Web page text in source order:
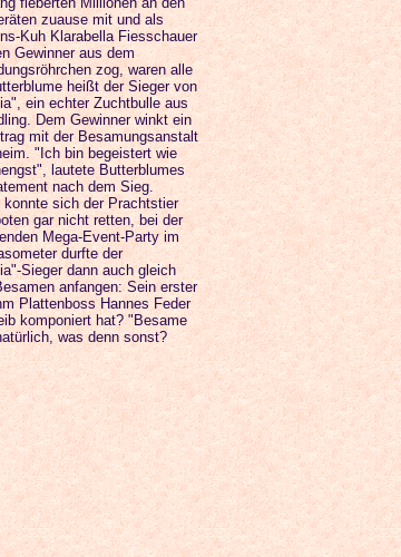
zuause mit und als
Kuh Klarabella Fiesschauer
Gewinner aus dem
zog, waren alle
heißt der Sieger von
ein echter Zuchtbulle aus
Dem Gewinner winkt ein
mit der Besamungsanstalt
"Ich bin begeistert wie
lautete Butterblumes
nach dem Sieg.
konnte sich der Prachtstier
gar nicht retten, bei der
Mega-Event-Party im
durfte der
Sieger dann auch gleich
anfangen: Sein erster
Plattenboss Hannes Feder
komponiert hat? "Besame
was denn sonst?